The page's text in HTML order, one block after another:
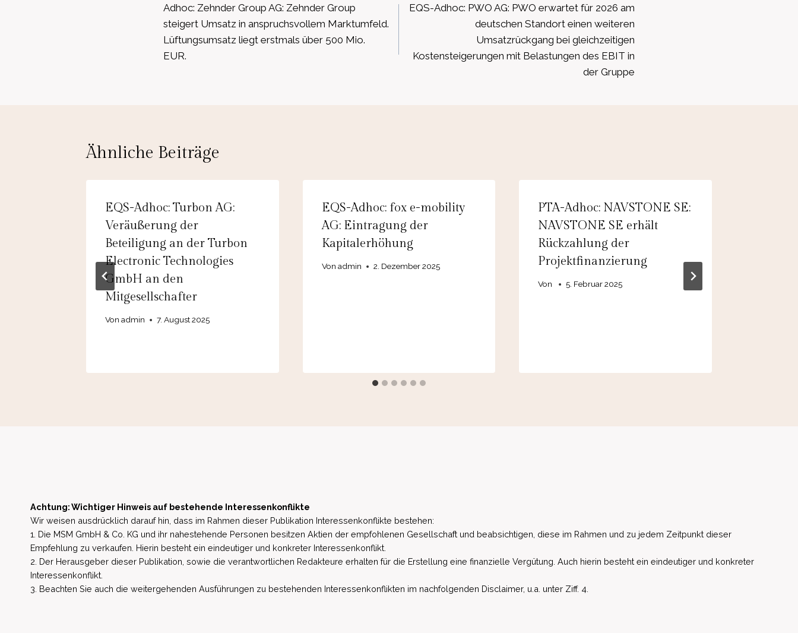
Adhoc: Zehnder Group AG: Zehnder Group
steigert Umsatz in anspruchsvollem Marktumfeld.
Lüftungsumsatz liegt erstmals über 500 Mio.
EUR.
EQS-Adhoc: PWO AG: PWO erwartet für 2026 am
deutschen Standort einen weiteren
Umsatzrückgang bei gleichzeitigen
Kostensteigerungen mit Belastungen des EBIT in
der Gruppe
Ähnliche Beiträge
EQS-Adhoc: Turbon AG:
Veräußerung der
Beteiligung an der Turbon
Electronic Technologies
GmbH an den
Mitgesellschafter
Von admin 7. August 2025
EQS-Adhoc: fox e-mobility
AG: Eintragung der
Kapitalerhöhung
Von admin 2. Dezember 2025
PTA-Adhoc: NAVSTONE SE:
NAVSTONE SE erhält
Rückzahlung der
Projektfinanzierung
Von 5. Februar 2025
Achtung: Wichtiger Hinweis auf bestehende Interessenkonflikte
Wir weisen ausdrücklich darauf hin, dass im Rahmen dieser Publikation Interessenkonflikte bestehen:
1. Die MSM GmbH & Co. KG und ihr nahestehende Personen besitzen Aktien der empfohlenen Gesellschaft und beabsichtigen, diese im Rahmen und zu jedem Zeitpunkt dieser
Empfehlung zu verkaufen. Hierin besteht ein eindeutiger und konkreter Interessenkonflikt.
2. Der Herausgeber dieser Publikation, sowie die verantwortlichen Redakteure erhalten für die Erstellung eine finanzielle Vergütung. Auch hierin besteht ein eindeutiger und konkreter
Interessenkonflikt.
3. Beachten Sie auch die weitergehenden Ausführungen zu bestehenden Interessenkonflikten im nachfolgenden Disclaimer, u.a. unter Ziff. 4.